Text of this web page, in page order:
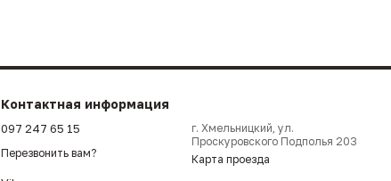
Контактная информация
097 247 65 15
Перезвонить вам?
г. Хмельницкий, ул.
Проскуровского Подполья 203
Карта проезда